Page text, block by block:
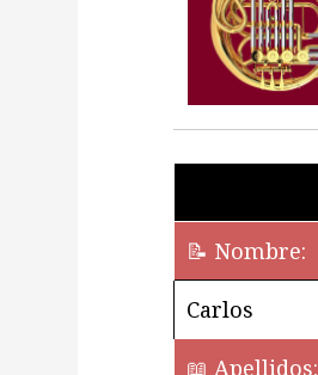
📝 Nombre:
Carlos
📖 Apellidos: